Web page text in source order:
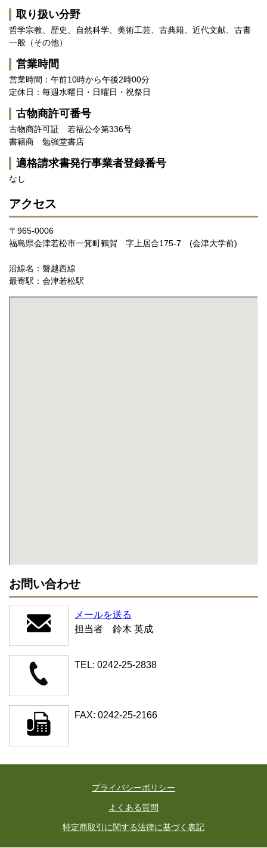
取り扱い分野
哲学宗教、歴史、自然科学、美術工芸、古典籍、近代文献、古書
一般（その他）
営業時間
営業時間：午前10時から午後2時00分
定休日：毎週水曜日・日曜日・祝祭日
古物商許可番号
古物商許可証 若福公令第336号
書籍商 勉強堂書店
適格請求書発行事業者登録番号
なし
アクセス
〒965-0006
福島県会津若松市一箕町鶴賀 字上居合175-7 (会津大学前)
沿線名：磐越西線
最寄駅：会津若松駅
お問い合わせ
メールを送る
担当者 鈴木 英成
TEL: 0242-25-2838
FAX: 0242-25-2166
プライバシーポリシー
よくある質問
特定商取引に関する法律に基づく表記